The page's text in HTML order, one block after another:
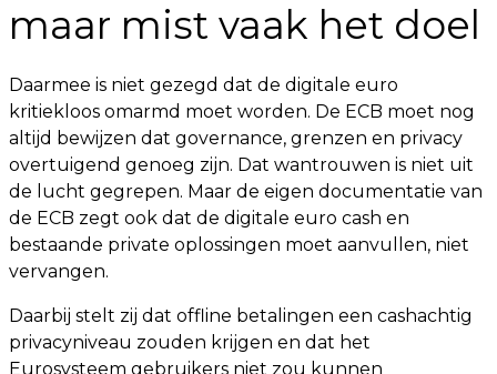
maar mist vaak het doel
Daarmee is niet gezegd dat de digitale euro
kritiekloos omarmd moet worden. De ECB moet nog
altijd bewijzen dat governance, grenzen en privacy
overtuigend genoeg zijn. Dat wantrouwen is niet uit
de lucht gegrepen. Maar de eigen documentatie van
de ECB zegt ook dat de digitale euro cash en
bestaande private oplossingen moet aanvullen, niet
vervangen.
Daarbij stelt zij dat offline betalingen een cashachtig
privacyniveau zouden krijgen en dat het
Eurosysteem gebruikers niet zou kunnen